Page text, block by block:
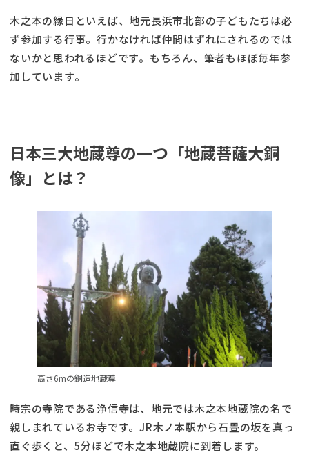
木之本の縁日といえば、地元長浜市北部の子どもたちは必
ず参加する行事。行かなければ仲間はずれにされるのでは
ないかと思われるほどです。もちろん、筆者もほぼ毎年参
加しています。
日本三大地蔵尊の一つ「地蔵菩薩大銅
像」とは？
高さ6mの銅造地蔵尊
時宗の寺院である浄信寺は、地元では木之本地蔵院の名で
親しまれているお寺です。JR木ノ本駅から石畳の坂を真っ
直ぐ歩くと、5分ほどで木之本地蔵院に到着します。